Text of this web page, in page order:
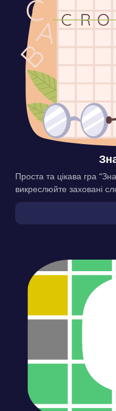
Проста та цікава гра
викреслюйте заховані